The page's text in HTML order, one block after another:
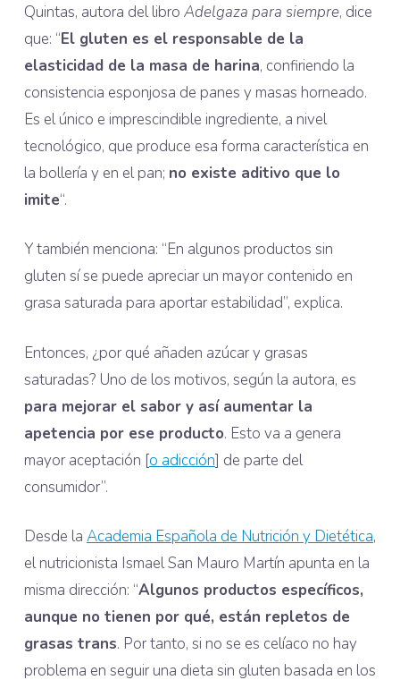
Quintas, autora del libro Adelgaza para siempre, dice
que: “El gluten es el responsable de la
elasticidad de la masa de harina, confiriendo la
consistencia esponjosa de panes y masas horneado.
Es el único e imprescindible ingrediente, a nivel
tecnológico, que produce esa forma característica en
la bollería y en el pan; no existe aditivo que lo
imite“.
Y también menciona: “En algunos productos sin
gluten sí se puede apreciar un mayor contenido en
grasa saturada para aportar estabilidad”, explica.
Entonces, ¿por qué añaden azúcar y grasas
saturadas? Uno de los motivos, según la autora, es
para mejorar el sabor y así aumentar la
apetencia por ese producto. Esto va a genera
mayor aceptación [o adicción] de parte del
consumidor”.
Desde la Academia Española de Nutrición y Dietética,
el nutricionista Ismael San Mauro Martín apunta en la
misma dirección: “Algunos productos específicos,
aunque no tienen por qué, están repletos de
grasas trans. Por tanto, si no se es celíaco no hay
problema en seguir una dieta sin gluten basada en los